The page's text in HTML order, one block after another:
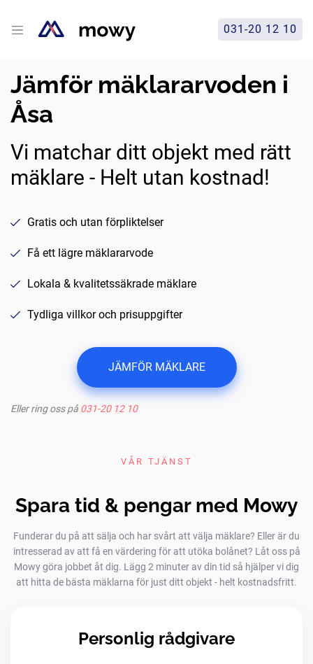
031-20 12 10
Jämför mäklararvoden i
Åsa
Vi matchar ditt objekt med rätt
mäklare - Helt utan kostnad!
Gratis och utan förpliktelser
Få ett lägre mäklararvode
Lokala & kvalitetssäkrade mäklare
Tydliga villkor och prisuppgifter
JÄMFÖR MÄKLARE
Eller ring oss på 031-20 12 10
VÅR TJÄNST
Spara tid & pengar med Mowy
Funderar du på att sälja och har svårt att välja mäklare? Eller är du
intresserad av att få en värdering för att utöka bolånet? Låt oss på
Mowy göra jobbet åt dig. Lägg 2 minuter av din tid så hjälper vi dig
att hitta de bästa mäklarna för just ditt objekt - helt kostnadsfritt.
Personlig rådgivare